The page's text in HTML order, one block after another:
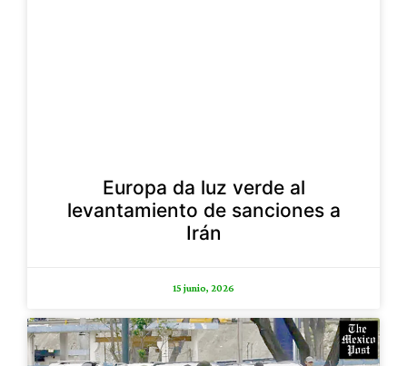
Europa da luz verde al
levantamiento de sanciones a
Irán
15 junio, 2026